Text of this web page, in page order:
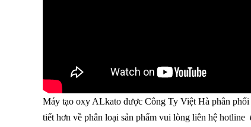
Máy tạo oxy ALkato được Công Ty Việt Hà phân phối
tiết hơn về phân loại sản phẩm vui lòng liên hệ hotline